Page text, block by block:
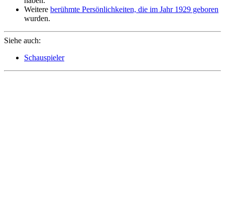
Weitere berühmte Persönlichkeiten, die im Jahr 1929 geboren
wurden.
Siehe auch:
Schauspieler